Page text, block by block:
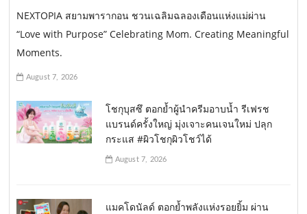
NEXTOPIA สยามพารากอน ชวนเฉลิมฉลองเดือนแห่งแม่ผ่าน
“Love with Purpose” Celebrating Mom. Creating Meaningful
Moments.
August 7, 2026
โชกุบุสซึ ตอกย้ำผู้นำครีมอาบน้ำ รีเฟรช
แบรนด์ครั้งใหญ่ มุ่งเจาะคนเจนใหม่ ปลุก
กระแส #ผิวโชกุผิวโชว์ได้
August 7, 2026
แมคโดนัลด์ ตอกย้ำพลังแห่งรอยยิ้ม ผ่าน